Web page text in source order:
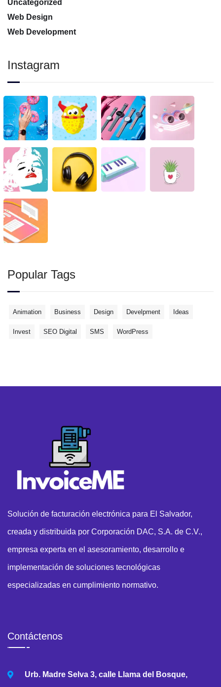
Uncategorized
Web Design
Web Development
Instagram
Popular Tags
Animation Business Design Develpment Ideas
Invest SEO Digital SMS WordPress
Solución de facturación electrónica para El Salvador,
creada y distribuida por Corporación DAC, S.A. de C.V.,
empresa experta en el asesoramiento, desarrollo e
implementación de soluciones tecnológicas
especializadas en cumplimiento normativo.
Contáctenos
Urb. Madre Selva 3, calle Llama del Bosque,